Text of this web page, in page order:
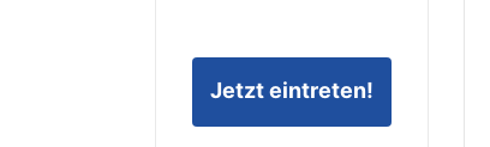
Jetzt eintreten!